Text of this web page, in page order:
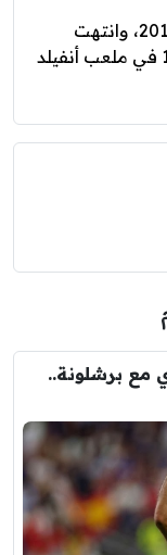
التقى الفريقان في الدور الخامس عام 2012، وانتهت
المباراة بفوز كاسح لليفربول بنتيجة 6-1 في ملعب أنفيلد
مع برشلونة..